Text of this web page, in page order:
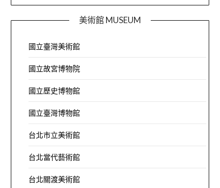
美術館 MUSEUM
國立臺灣美術館
國立故宮博物院
國立歷史博物館
國立臺灣博物館
台北市立美術館
台北當代藝術館
台北關渡美術館